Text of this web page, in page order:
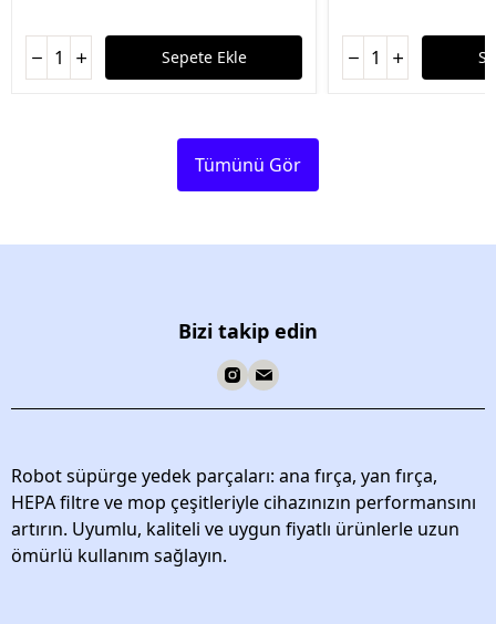
Sepete Ekle
Tümünü Gör
Bizi takip edin
Robot süpürge yedek parçaları: ana fırça, yan fırça,
HEPA filtre ve mop çeşitleriyle cihazınızın performansını
artırın. Uyumlu, kaliteli ve uygun fiyatlı ürünlerle uzun
ömürlü kullanım sağlayın.